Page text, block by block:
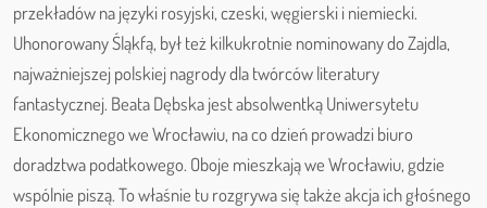
przekładów na języki rosyjski, czeski, węgierski i niemiecki.
Uhonorowany Śląkfą, był też kilkukrotnie nominowany do Zajdla,
najważniejszej polskiej nagrody dla twórców literatury
fantastycznej. Beata Dębska jest absolwentką Uniwersytetu
Ekonomicznego we Wrocławiu, na co dzień prowadzi biuro
doradztwa podatkowego. Oboje mieszkają we Wrocławiu, gdzie
wspólnie piszą. To właśnie tu rozgrywa się także akcja ich głośnego